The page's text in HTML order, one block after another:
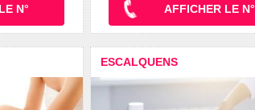
N° AFFICHER LE N°
ESCALQUENS